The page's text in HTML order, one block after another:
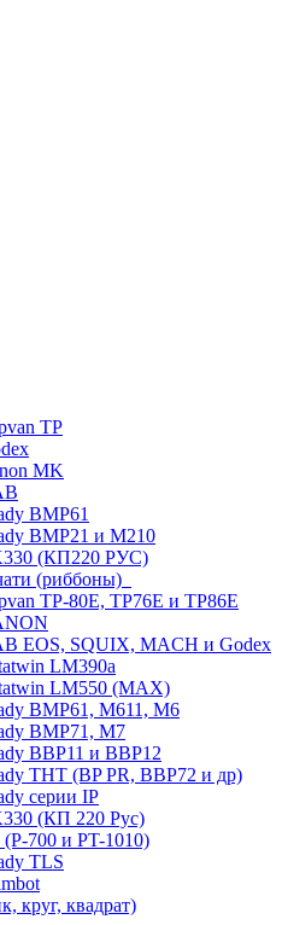
TP
MK
BMP61
BMP21 и M210
(КП220 РУС)
(риббоны)
TP-80E, TP76E и TP86E
EOS, SQUIX, MACH и Godex
LM390a
LM550 (MAX)
BMP61, M611, M6
BMP71, M7
BBP11 и BBP12
THT (BP PR, BBP72 и др)
серии IP
(КП 220 Рус)
700 и PT-1010)
TLS
круг, квадрат)